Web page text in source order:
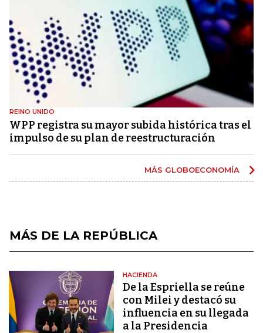
REINO UNIDO
WPP registra su mayor subida histórica tras el
impulso de su plan de reestructuración
MÁS GLOBOECONOMÍA
MÁS DE LA REPÚBLICA
HACIENDA
De la Espriella se reúne
con Milei y destacó su
influencia en su llegada
a la Presidencia